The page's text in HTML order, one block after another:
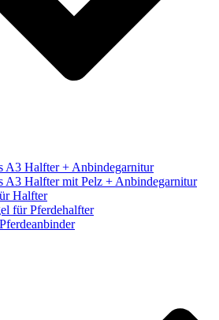
A3 Halfter + Anbindegarnitur
A3 Halfter mit Pelz + Anbindegarnitur
Halfter
für Pferdehalfter